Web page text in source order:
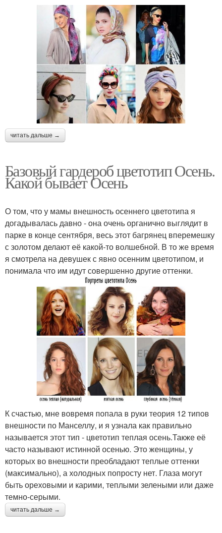
читать дальше →
Базовый гардероб цветотип Осень.
Какой бывает Осень
О том, что у мамы внешность осеннего цветотипа я
догадывалась давно - она очень органично выглядит в
парке в конце сентября, весь этот багрянец вперемешку
с золотом делают её какой-то волшебной. В то же время
я смотрела на девушек с явно осенним цветотипом, и
понимала что им идут совершенно другие оттенки.
К счастью, мне вовремя попала в руки теория 12 типов
внешности по Манселлу, и я узнала как правильно
называется этот тип - цветотип теплая осень.Также её
часто называют истинной осенью. Это женщины, у
которых во внешности преобладают теплые оттенки
(максимально), а холодных попросту нет. Глаза могут
быть ореховыми и карими, теплыми зелеными или даже
темно-серыми.
читать дальше →